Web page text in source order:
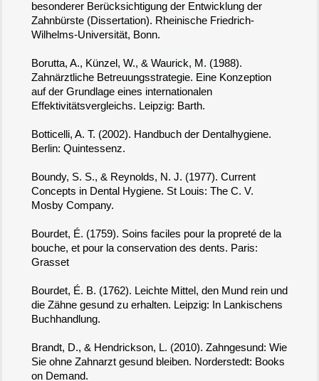
besonderer Berücksichtigung der Entwicklung der
Zahnbürste (Dissertation). Rheinische Friedrich-
Wilhelms-Universität, Bonn.
Borutta, A., Künzel, W., & Waurick, M. (1988).
Zahnärztliche Betreuungsstrategie. Eine Konzeption
auf der Grundlage eines internationalen
Effektivitätsvergleichs. Leipzig: Barth.
Botticelli, A. T. (2002). Handbuch der Dentalhygiene.
Berlin: Quintessenz.
Boundy, S. S., & Reynolds, N. J. (1977). Current
Concepts in Dental Hygiene. St Louis: The C. V.
Mosby Company.
Bourdet, É. (1759). Soins faciles pour la propreté de la
bouche, et pour la conservation des dents. Paris:
Grasset
Bourdet, É. B. (1762). Leichte Mittel, den Mund rein und
die Zähne gesund zu erhalten. Leipzig: In Lankischens
Buchhandlung.
Brandt, D., & Hendrickson, L. (2010). Zahngesund: Wie
Sie ohne Zahnarzt gesund bleiben. Norderstedt: Books
on Demand.